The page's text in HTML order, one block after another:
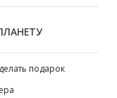
подарок